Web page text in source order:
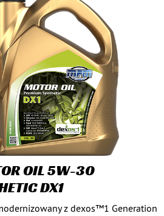
OIL 5W-30
DX1
z dexos™1 Generation